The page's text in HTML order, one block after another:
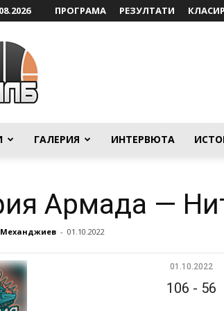
ПРОГРАМА РЕЗУЛТАТИ
ГАЛЕРИЯ ИНТЕРВЮТА
Армада —
- 01.10.2022
01.10.2022
106 - 56